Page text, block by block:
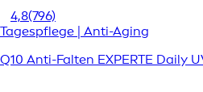
4,8(796)
Tagespflege | Anti-Aging
Q10 Anti-Falten EXPERTE Daily